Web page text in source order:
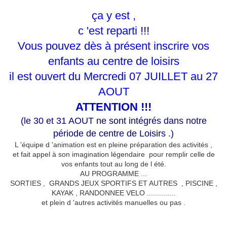
ça y est ,
c 'est reparti !!!
Vous pouvez dès à présent inscrire vos
enfants au centre de loisirs
il est ouvert du Mercredi 07 JUILLET au 27
AOUT
ATTENTION !!!
(le 30 et 31 AOUT ne sont intégrés dans notre
période de centre de Loisirs .)
L 'équipe d 'animation est en pleine préparation des activités ,
et fait appel à son imagination légendaire pour remplir celle de
vos enfants tout au long de l été.
AU PROGRAMME ...
SORTIES , GRANDS JEUX SPORTIFS ET AUTRES , PISCINE ,
KAYAK , RANDONNEE VELO ..............
et plein d 'autres activités manuelles ou pas .